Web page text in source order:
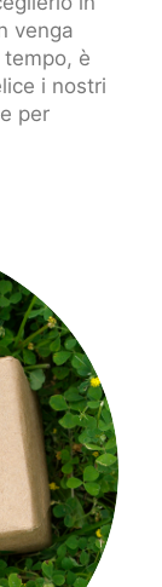
venga
è
i nostri
per